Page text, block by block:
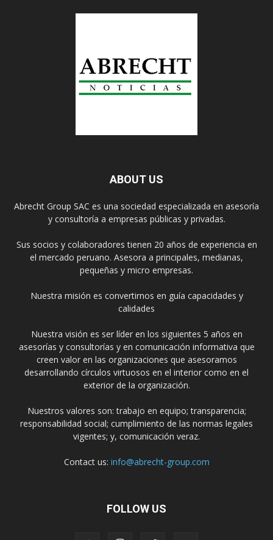
ABOUT US
Abrecht Group SAC es una sociedad especializada en asesoría
y consultoría a empresas públicas y privadas.
Sus socios y colaboradores tienen 20 años de experiencia en
el mercado peruano. Asesora a principales, medianas,
pequeñas y micro empresas.
Nuestra misión es convertirnos en guía capacidades y
calidades
Nuestra visión es ser líder en los siguientes 5 años en
asesorías y consultorías y en comunicación informativa que
creen valor en las organizaciones que asesoramos
desarrollando círculos virtuosos en el interior como en el
exterior de la organización.
Nuestros valores son: trabajo en equipo; transparencia;
responsabilidad social; cumplimiento de las normas legales
vigentes; y, comunicación veraz.
Contact us: info@abrecht-group.com
FOLLOW US